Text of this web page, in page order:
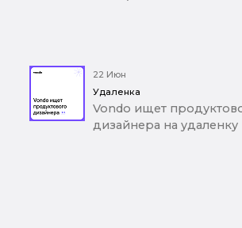
22 Июн
Удаленка
Vondo ищет
дизайнера на удаленку